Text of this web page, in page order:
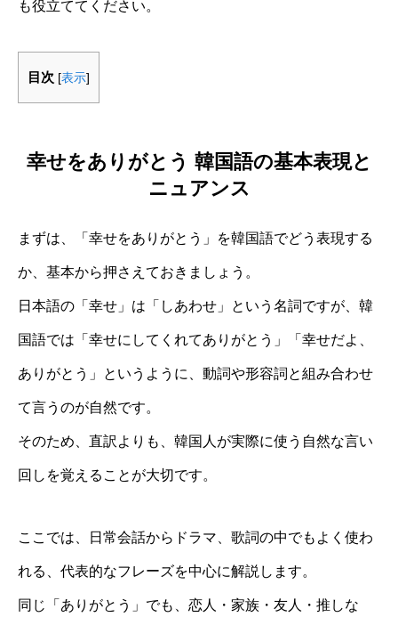
も役立ててください。
目次 [表示]
幸せをありがとう 韓国語の基本表現と
ニュアンス
まずは、「幸せをありがとう」を韓国語でどう表現する
か、基本から押さえておきましょう。
日本語の「幸せ」は「しあわせ」という名詞ですが、韓
国語では「幸せにしてくれてありがとう」「幸せだよ、
ありがとう」というように、動詞や形容詞と組み合わせ
て言うのが自然です。
そのため、直訳よりも、韓国人が実際に使う自然な言い
回しを覚えることが大切です。
ここでは、日常会話からドラマ、歌詞の中でもよく使わ
れる、代表的なフレーズを中心に解説します。
同じ「ありがとう」でも、恋人・家族・友人・推しな